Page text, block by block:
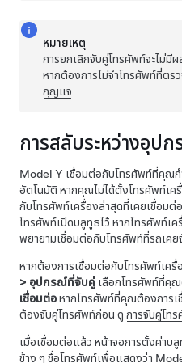
หมายเหตุ
การยกเลิกจับคู่โทรศัพท์จะไม่มี
หากต้องการไม่จำโทรศัพท์ที่ต
กุญแจ
การสลับระหว่างอุป
Model Y เชื่อมต่อกับโทรศัพท์ที่คุณก
อัตโนมัติ หากคุณไม่ได้ตั้งโทรศัพท์เค
กับโทรศัพท์เครื่องล่าสุดที่เคยเชื่อมต่
โทรศัพท์เปิดบลูทูธไว้ หากโทรศัพท์เค
พยายามเชื่อมต่อกับโทรศัพท์ที่รถเคย
หากต้องการเชื่อมต่อกับโทรศัพท์เครื่
> อุปกรณ์ที่จับคู่ เลือกโทรศัพท์ที่คุ
เชื่อมต่อหากโทรศัพท์ที่คุณต้องการเ
ต้องจับคู่โทรศัพท์ก่อน ดู การจับคู่โท
เมื่อเชื่อมต่อแล้ว หน้าจอการตั้งค่า
ข้าง ๆ ชื่อโทรศัพท์เพื่อแสดงว่า